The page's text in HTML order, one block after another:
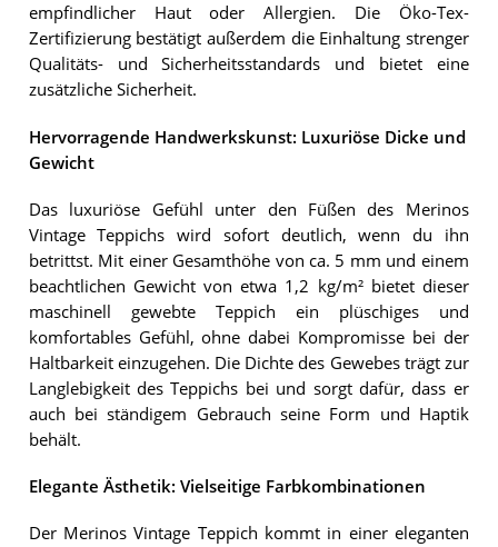
empfindlicher Haut oder Allergien. Die Öko-Tex-
Zertifizierung bestätigt außerdem die Einhaltung strenger
Qualitäts- und Sicherheitsstandards und bietet eine
zusätzliche Sicherheit.
Hervorragende Handwerkskunst: Luxuriöse Dicke und
Gewicht
Das luxuriöse Gefühl unter den Füßen des Merinos
Vintage Teppichs wird sofort deutlich, wenn du ihn
betrittst. Mit einer Gesamthöhe von ca. 5 mm und einem
beachtlichen Gewicht von etwa 1,2 kg/m² bietet dieser
maschinell gewebte Teppich ein plüschiges und
komfortables Gefühl, ohne dabei Kompromisse bei der
Haltbarkeit einzugehen. Die Dichte des Gewebes trägt zur
Langlebigkeit des Teppichs bei und sorgt dafür, dass er
auch bei ständigem Gebrauch seine Form und Haptik
behält.
Elegante Ästhetik: Vielseitige Farbkombinationen
Der Merinos Vintage Teppich kommt in einer eleganten